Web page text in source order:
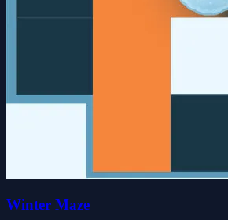
Winter Maze